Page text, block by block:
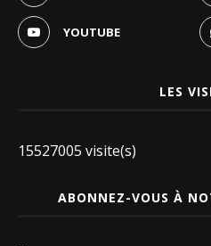
YOUTUBE
LES
15527005 visite(s)
ABONNEZ-VOUS À